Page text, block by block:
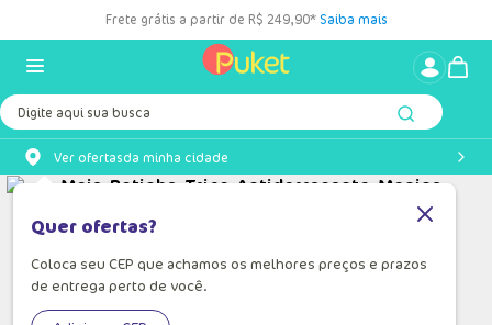
Frete grátis a partir de R$ 249,90* Saiba mais
Digite aqui sua busca
Ver ofertasda minha cidade
Quer ofertas?
Coloca seu CEP que achamos os melhores preços e prazos
de entrega perto de você.